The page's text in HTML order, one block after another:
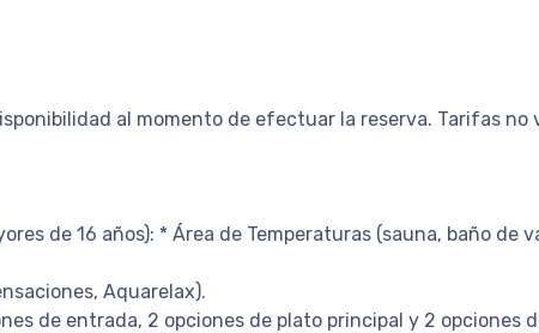
al momento de efectuar la reserva. Tarifas no
de 16 años): * Área de Temperaturas (sauna, baño de
Aquarelax).
de entrada, 2 opciones de plato principal y 2 opciones